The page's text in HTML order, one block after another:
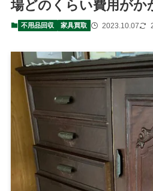
場どのくらい費用がか
不用品回収 家具買取 2023.10.07